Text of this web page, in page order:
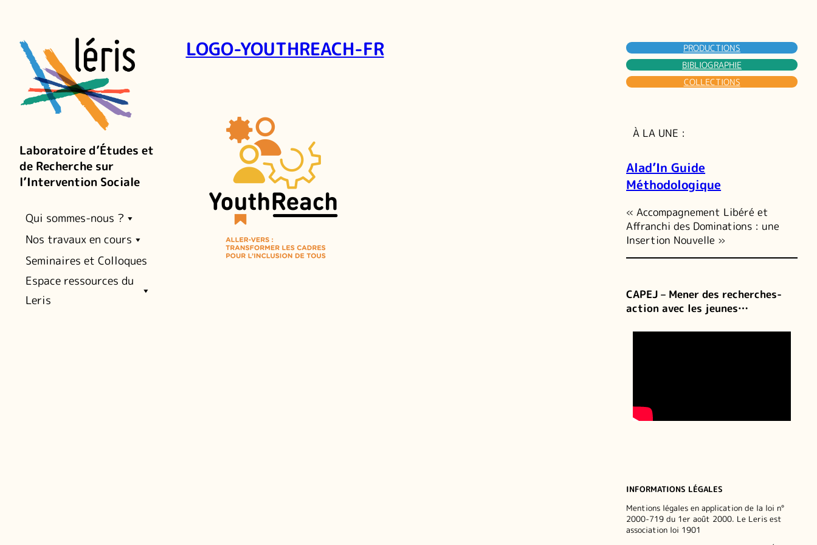
Laboratoire d’Études et
de Recherche sur
l’Intervention Sociale
Qui sommes-nous ?
Nos travaux en cours
Seminaires et Colloques
Espace ressources du
Leris
LOGO-YOUTHREACH-FR
PRODUCTIONS
BIBLIOGRAPHIE
COLLECTIONS
À LA UNE :
Alad’In Guide
Méthodologique
« Accompagnement Libéré et
Affranchi des Dominations : une
Insertion Nouvelle »
CAPEJ – Mener des recherches-
action avec les jeunes…
INFORMATIONS LÉGALES
Mentions légales en application de la loi n°
2000-719 du 1er août 2000. Le Leris est
association loi 1901